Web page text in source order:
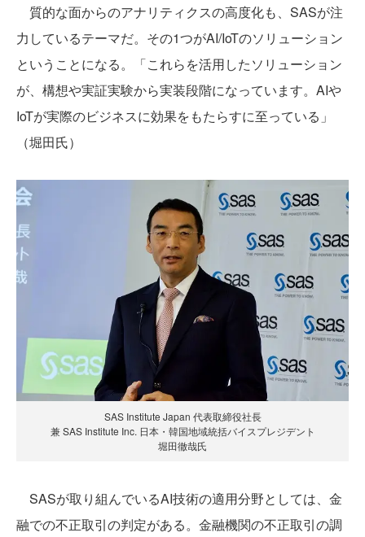
質的な面からのアナリティクスの高度化も、SASが注
力しているテーマだ。その1つがAI/IoTのソリューション
ということになる。「これらを活用したソリューション
が、構想や実証実験から実装段階になっています。AIや
IoTが実際のビジネスに効果をもたらすに至っている」
（堀田氏）
SAS Institute Japan 代表取締役社長
兼 SAS Institute Inc. 日本・韓国地域統括バイスプレジデント
堀田徹哉氏
SASが取り組んでいるAI技術の適用分野としては、金
融での不正取引の判定がある。金融機関の不正取引の調